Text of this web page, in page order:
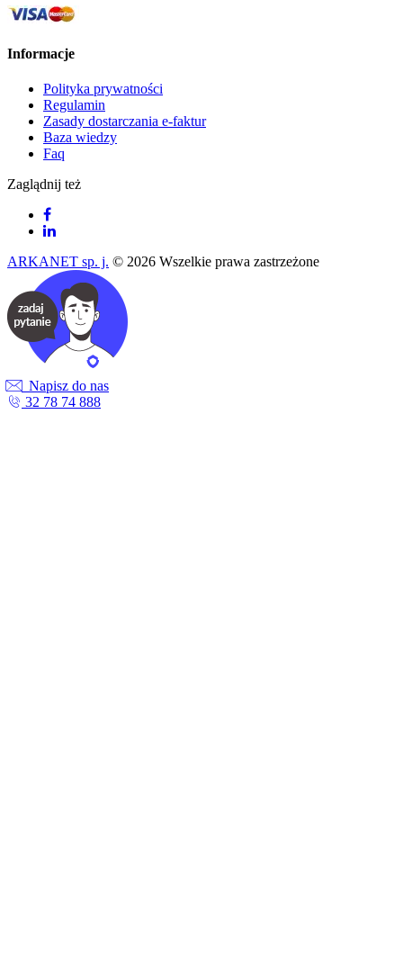
Informacje
Polityka prywatności
Regulamin
Zasady dostarczania e-faktur
Baza wiedzy
Faq
Zaglądnij też
ARKANET sp. j. © 2026 Wszelkie prawa zastrzeżone
Napisz do nas
32 78 74 888